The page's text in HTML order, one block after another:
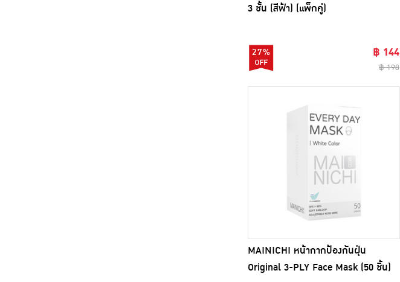
3 ชั้น (สีฟ้า) (แพ็กคู่)
27% ฿ 144
฿ 198
MAINICHI หน้ากากป้องกันฝุ่น
Original 3-PLY Face Mask (50 ชิ้น)